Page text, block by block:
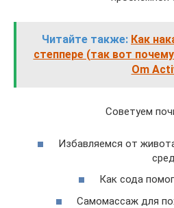
Читайте также: Как
степпере (так вот
Om
Советуем
Избавляемся от
Как сода
Самомассаж для